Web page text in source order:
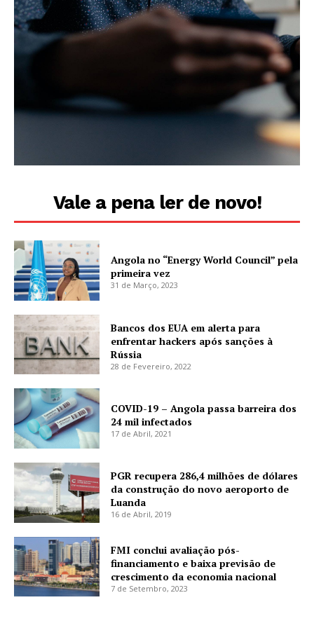
Vale a pena ler de novo!
Angola no “Energy World Council” pela
primeira vez
31 de Março, 2023
Bancos dos EUA em alerta para
enfrentar hackers após sanções à
Rússia
28 de Fevereiro, 2022
COVID-19 – Angola passa barreira dos
24 mil infectados
17 de Abril, 2021
PGR recupera 286,4 milhões de dólares
da construção do novo aeroporto de
Luanda
16 de Abril, 2019
FMI conclui avaliação pós-
financiamento e baixa previsão de
crescimento da economia nacional
7 de Setembro, 2023